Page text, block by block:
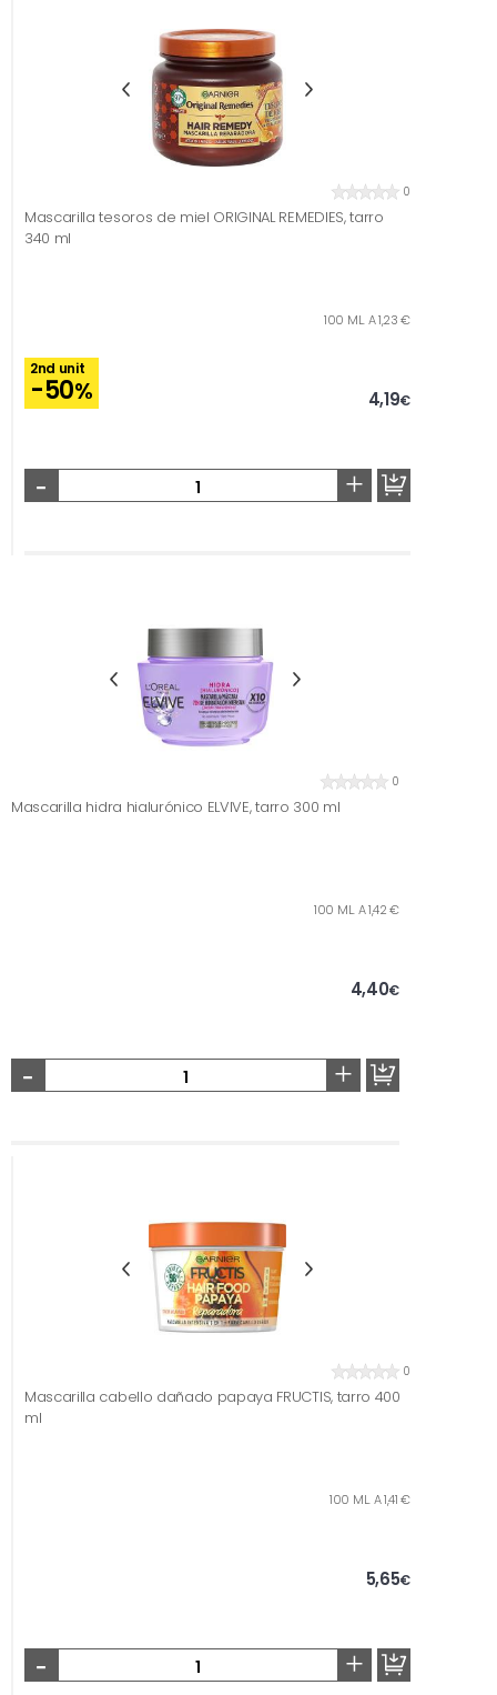
0
Mascarilla tesoros de miel ORIGINAL REMEDIES, tarro
340 ml
100 ML. A 1,23 €
2nd unit
-50% 4,19€
- +
0
Mascarilla hidra hialurónico ELVIVE, tarro 300 ml
100 ML. A 1,42 €
4,40€
- +
0
Mascarilla cabello dañado papaya FRUCTIS, tarro 400
ml
100 ML. A 1,41 €
5,65€
- +